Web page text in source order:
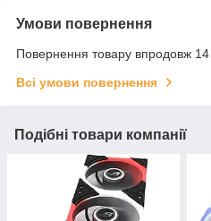
Умови повернення
Повернення товару впродовж 14
Всі умови повернення
Подібні товари компанії